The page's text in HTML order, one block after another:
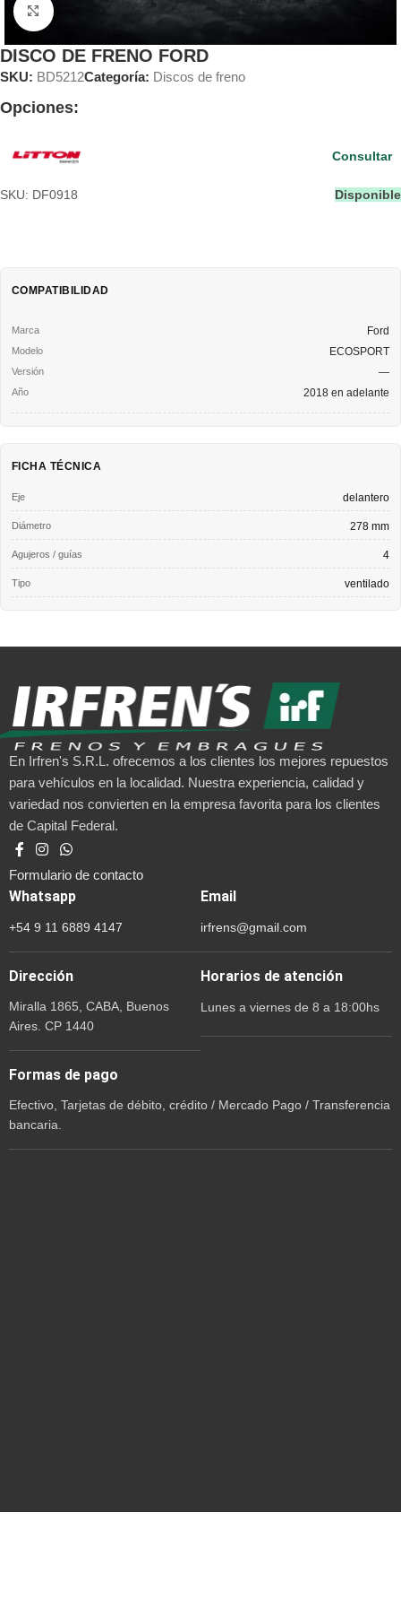
Clic para ampliar
DISCO DE FRENO FORD
SKU: BD5212Categoría: Discos de freno
Opciones:
SKU: DF0918 Disponible
Consultar
COMPATIBILIDAD
Ford
ECOSPORT
—
2018 en adelante
FICHA TÉCNICA
Eje delantero
Diámetro 278 mm
Agujeros / guías 4
Tipo ventilado
En Irfren's S.R.L. ofrecemos a los clientes los mejores repuestos
para vehículos en la localidad. Nuestra experiencia, calidad y
variedad nos convierten en la empresa favorita para los clientes
de Capital Federal.
Formulario de contacto
Whatsapp
+54 9 11 6889 4147
Email
irfrens@gmail.com
Dirección
Miralla 1865, CABA, Buenos
Aires. CP 1440
Horarios de atención
Lunes a viernes de 8 a 18:00hs
Formas de pago
Efectivo, Tarjetas de débito, crédito / Mercado Pago / Transferencia
bancaria.